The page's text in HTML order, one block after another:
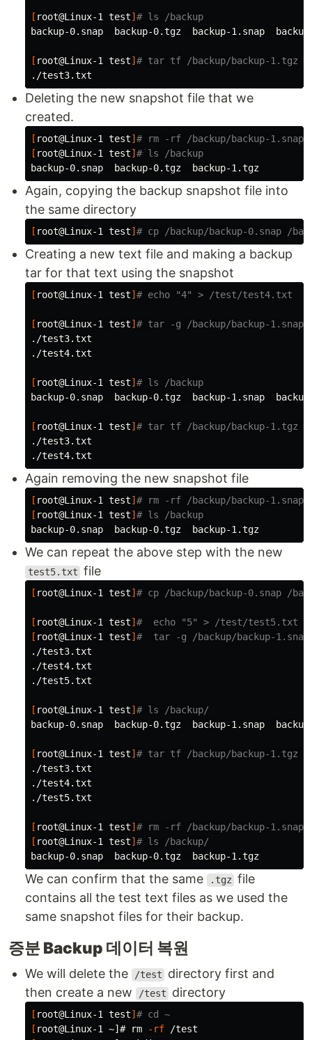
[ root@Linux-1 test] # ls /backup
backup-0.snap  backup-0.tgz  backup-1.snap
[ root@Linux-1 test] # tar tf /backup/backup-1.tgz
Deleting the new snapshot file that we
created.
[ root@Linux-1 test] # rm -rf /backup/backup-1.snap
[ root@Linux-1 test] # ls /backup
Again, copying the backup snapshot file into
the same directory
[ root@Linux-1 test] # cp /backup/backup-0.snap /
Creating a new text file and making a backup
tar for that text using the snapshot
[ root@Linux-1 test] # echo "4" > /test/test4.txt
[ root@Linux-1 test] # tar -g /backup/backup-
./test3.txt
./test4.txt
[ root@Linux-1 test] # ls /backup
backup-0.snap  backup-0.tgz  backup-1.snap
[ root@Linux-1 test] # tar tf /backup/backup-1.tgz
./test3.txt
Again removing the new snapshot file
[ root@Linux-1 test] # rm -rf /backup/backup-1.snap
[ root@Linux-1 test] # ls /backup
We can repeat the above step with the new
test5.txt file
[ root@Linux-1 test] # cp /backup/backup-0.snap /
[ root@Linux-1 test] #  echo "5" > /test/test5.txt
[ root@Linux-1 test] #  tar -g /backup/backup-
./test3.txt
./test4.txt
./test5.txt
[ root@Linux-1 test] # ls /backup/
backup-0.snap  backup-0.tgz  backup-1.snap
[ root@Linux-1 test] # tar tf /backup/backup-1.tgz
./test3.txt
./test4.txt
./test5.txt
[ root@Linux-1 test] # rm -rf /backup/backup-1.snap
[ root@Linux-1 test] # ls /backup/
We can confirm that the same .tgz file
contains all the test text files as we used the
same snapshot files for their backup.
증분 Backup 데이터 복원
We will delete the /test
directory first and
then create a new
/test directory
[ root@Linux-1 test] # cd ~
[ root@Linux-1 ~]# rm -rf